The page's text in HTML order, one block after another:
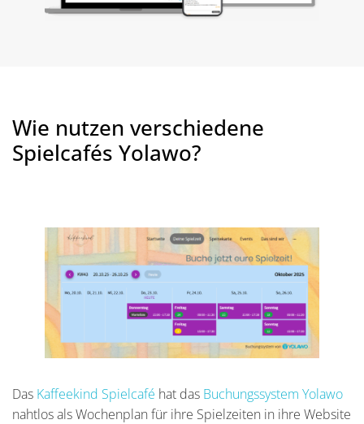
Wie nutzen verschiedene
Spielcafés Yolawo?
Das Kaffeekind Spielcafé hat das Buchungssystem Yolawo
nahtlos als Wochenplan für ihre Spielzeiten in ihre Website